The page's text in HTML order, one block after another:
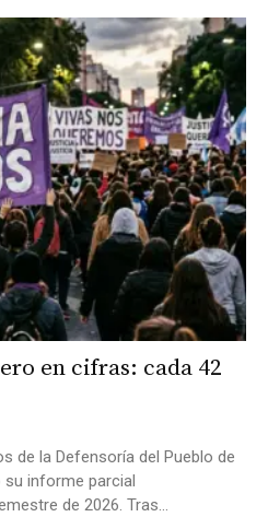
en cifras: cada 42
de la Defensoría del Pueblo de
su informe parcial
de 2026. Tras...